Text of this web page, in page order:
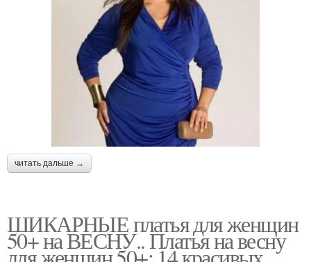
читать дальше →
ШИКАРНЫЕ платья для женщин
50+ на ВЕСНУ.. Платья на весну